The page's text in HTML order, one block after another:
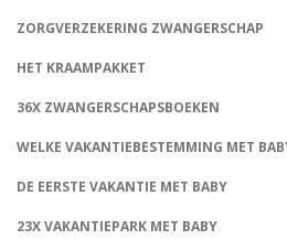
ZORGVERZEKERING ZWANGERSCHAP
HET KRAAMPAKKET
36X ZWANGERSCHAPSBOEKEN
WELKE VAKANTIEBESTEMMING MET
DE EERSTE VAKANTIE MET BABY
23X VAKANTIEPARK MET BABY